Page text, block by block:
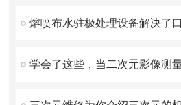
熔喷布水驻极处理设备解决了